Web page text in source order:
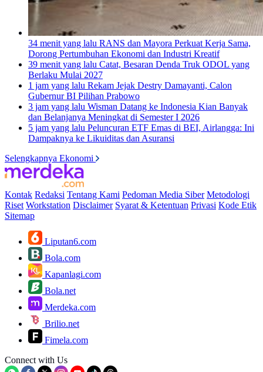
34 menit yang lalu RANS dan Mayora Perkuat Kerja Sama,
Dorong Pertumbuhan Ekonomi dan Industri Kreatif
39 menit yang lalu Catat, Besaran Denda Truk ODOL yang
Berlaku Mulai 2027
1 jam yang lalu Rekam Jejak Destry Damayanti, Calon
Gubernur BI Pilihan Prabowo
3 jam yang lalu Wisman Datang ke Indonesia Kian Banyak
dan Belanjanya Meningkat di Semester I 2026
5 jam yang lalu Peluncuran ETF Emas di BEI, Airlangga: Ini
Dampaknya ke Likuiditas dan Asuransi
Selengkapnya Ekonomi
Kontak Redaksi Tentang Kami Pedoman Media Siber Metodologi
Riset Workstation Disclaimer Syarat & Ketentuan Privasi Kode Etik
Sitemap
Liputan6.com
Bola.com
Kapanlagi.com
Bola.net
Merdeka.com
Brilio.net
Fimela.com
Connect with Us